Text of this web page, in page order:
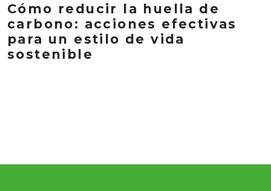
Cómo reducir la huella de
carbono: acciones efectivas
para un estilo de vida
sostenible